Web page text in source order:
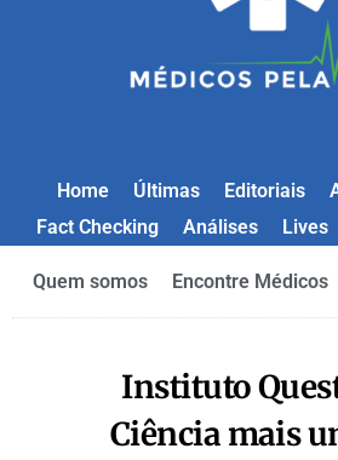
Home Últimas Editoriais
Fact Checking
Análises Lives
Quem somos Encontre Médicos
Instituto
Ciência mais